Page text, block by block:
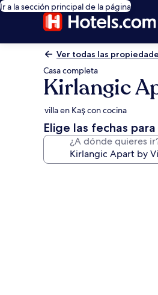
Ir a la sección principal de la página
Ver todas las
Casa completa
Kirlangic
villa en Kaş con cocina
Elige las fechas
¿A dónde quieres